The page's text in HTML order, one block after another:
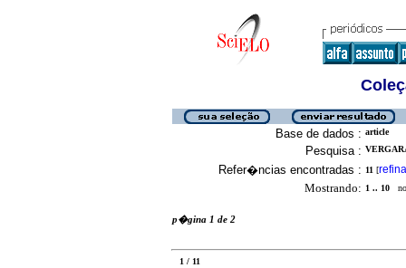
Base de dados : article
Pesquisa :
Refer�ncias encontradas : 11 [
Mostrando: 1 .. 10
p�gina 1 de 2
1 / 11